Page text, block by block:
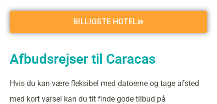
BILLIGSTE HOTEL
Afbudsrejser til Caracas
Hvis du kan være fleksibel med datoerne og tage afsted
med kort varsel kan du tit finde gode tilbud på